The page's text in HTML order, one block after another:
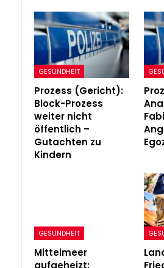
GESUNDHEIT
Prozess (Gericht):
Block-Prozess
weiter nicht
öffentlich –
Gutachten zu
Kindern
GESUNDHEIT
Mittelmeer
aufgeheizt: